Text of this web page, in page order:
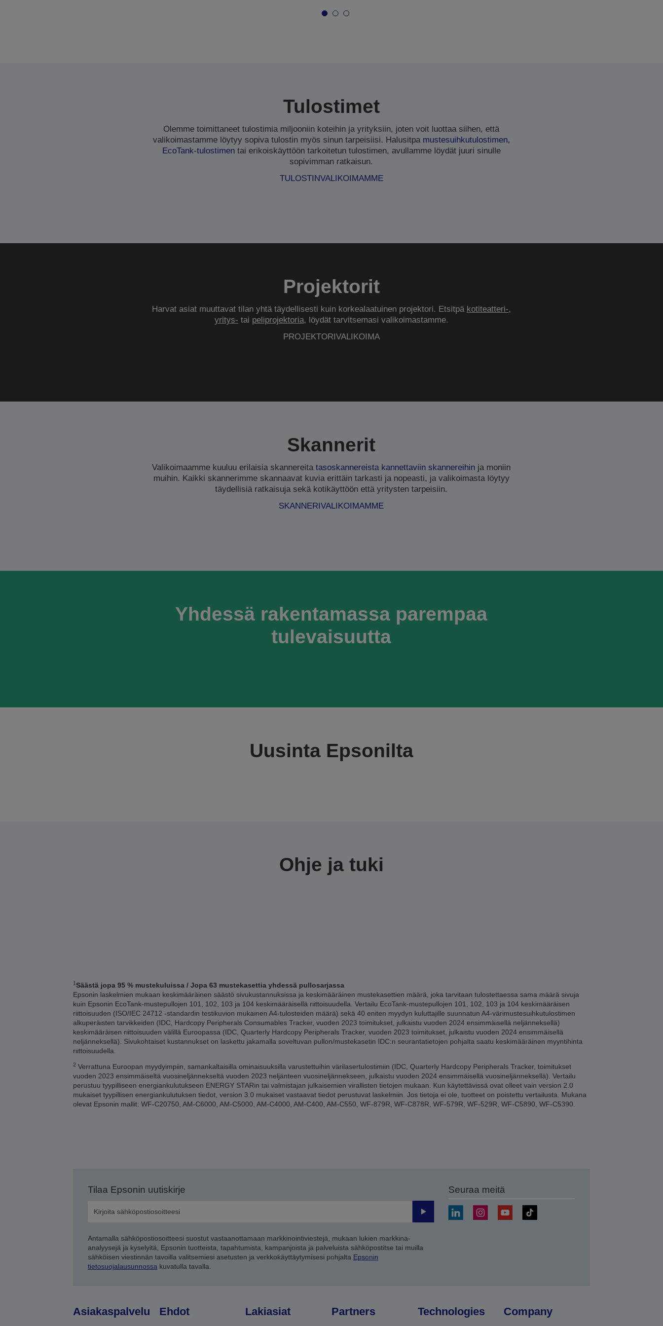
Tulostimet
Olemme toimittaneet tulostimia miljooniin koteihin ja yrityksiin, joten voit luottaa siihen, että
valikoimastamme löytyy sopiva tulostin myös sinun tarpeisiisi. Halusitpa mustesuihkutulostimen,
EcoTank-tulostimentai erikoiskäyttöön tarkoitetun tulostimen, avullamme löydät juuri sinulle
sopivimman ratkaisun.
TULOSTINVALIKOIMAMME
Projektorit
Harvat asiat muuttavat tilan yhtä täydellisesti kuin korkealaatuinen projektori. Etsitpä kotiteatteri-,
yritys- tai peliprojektoria, löydät tarvitsemasi valikoimastamme.
PROJEKTORIVALIKOIMA
Skannerit
Valikoimaamme kuuluu erilaisia skannereitatasoskannereista kannettaviin skannereihin ja moniin
muihin. Kaikki skannerimme skannaavat kuvia erittäin tarkasti ja nopeasti, ja valikoimasta löytyy
täydellisiä ratkaisuja sekä kotikäyttöön että yritysten tarpeisiin.
SKANNERIVALIKOIMAMME
Yhdessä rakentamassa parempaa
tulevaisuutta
Uusinta Epsonilta
Ohje ja tuki
1Säästä jopa 95 % mustekuluissa / Jopa 63 mustekasettia yhdessä pullosarjassa
Epsonin laskelmien mukaan keskimääräinen säästö sivukustannuksissa ja keskimääräinen mustekasettien määrä, joka tarvitaan tulostettaessa sama määrä sivuja
kuin Epsonin EcoTank-mustepullojen 101, 102, 103 ja 104 keskimääräisellä riittoisuudella. Vertailu EcoTank-mustepullojen 101, 102, 103 ja 104 keskimääräisen
riittoisuuden (ISO/IEC 24712 -standardin testikuvion mukainen A4-tulosteiden määrä) sekä 40 eniten myydyn kuluttajille suunnatun A4-värimustesuihkutulostimen
alkuperäisten tarvikkeiden (IDC, Hardcopy Peripherals Consumables Tracker, vuoden 2023 toimitukset, julkaistu vuoden 2024 ensimmäisellä neljänneksellä)
keskimääräisen riittoisuuden välillä Euroopassa (IDC, Quarterly Hardcopy Peripherals Tracker, vuoden 2023 toimitukset, julkaistu vuoden 2024 ensimmäisellä
neljänneksellä). Sivukohtaiset kustannukset on laskettu jakamalla soveltuvan pullon/mustekasetin IDC:n seurantatietojen pohjalta saatu keskimääräinen myyntihinta
riittoisuudella.
2Verrattuna Euroopan myydyimpiin, samankaltaisilla ominaisuuksilla varustettuihin värilasertulostimiin (IDC, Quarterly Hardcopy Peripherals Tracker, toimitukset
vuoden 2023 ensimmäiseltä vuosineljännekseltä vuoden 2023 neljänteen vuosineljännekseen, julkaistu vuoden 2024 ensimmäisellä vuosineljänneksellä). Vertailu
perustuu tyypilliseen energiankulutukseen ENERGY STARin tai valmistajan julkaisemien virallisten tietojen mukaan. Kun käytettävissä ovat olleet vain version 2.0
mukaiset tyypillisen energiankulutuksen tiedot, version 3.0 mukaiset vastaavat tiedot perustuvat laskelmiin. Jos tietoja ei ole, tuotteet on poistettu vertailusta. Mukana
olevat Epsonin mallit: WF-C20750, AM-C6000, AM-C5000, AM-C4000, AM-C400, AM-C550, WF-879R, WF-C878R, WF-579R, WF-529R, WF-C5890, WF-C5390.
Tilaa Epsonin uutiskirje
Lähetä
Antamalla sähköpostiosoitteesi suostut vastaanottamaan markkinointiviestejä, mukaan lukien markkina-
analyysejä ja kyselyitä, Epsonin tuotteista, tapahtumista, kampanjoista ja palveluista sähköpostitse tai muilla
sähköisen viestinnän tavoilla valitsemiesi asetusten ja verkkokäyttäytymisesi pohjalta Epsonin
tietosuojalausunnossa kuvatulla tavalla.
Seuraa meitä
Asiakaspalvelu Ehdot Lakiasiat Partners Technologies Company